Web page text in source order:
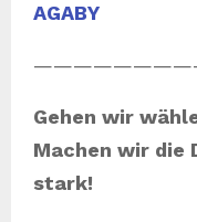
AGABY
Gehen wir
Machen wir die
stark!